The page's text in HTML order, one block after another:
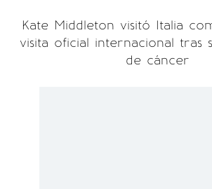
Kate Middleton visitó Italia
visita oficial internacional tras
de cáncer